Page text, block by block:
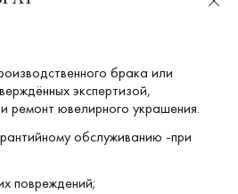
брака или
экспертизой,
ремонт ювелирного украшения.
обслуживанию -при
повреждений;